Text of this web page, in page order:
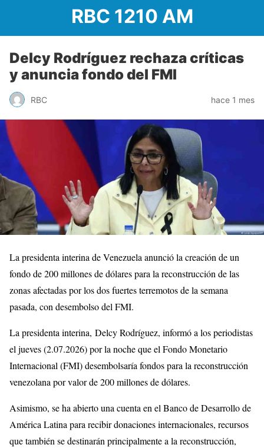
RBC 1210 AM
Delcy Rodríguez rechaza críticas
y anuncia fondo del FMI
RBC hace 1 mes
La presidenta interina de Venezuela anunció la creación de un
fondo de 200 millones de dólares para la reconstrucción de las
zonas afectadas por los dos fuertes terremotos de la semana
pasada, con desembolso del FMI.
La presidenta interina, Delcy Rodríguez, informó a los periodistas
el jueves (2.07.2026) por la noche que el Fondo Monetario
Internacional (FMI) desembolsaría fondos para la reconstrucción
venezolana por valor de 200 millones de dólares.
Asimismo, se ha abierto una cuenta en el Banco de Desarrollo de
América Latina para recibir donaciones internacionales, recursos
que también se destinarán principalmente a la reconstrucción,